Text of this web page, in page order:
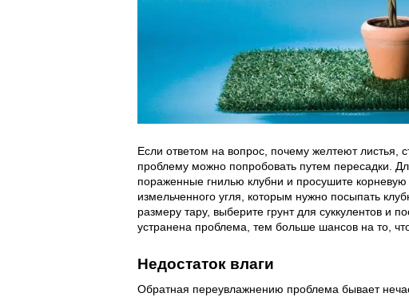
Если ответом на вопрос, почему желтеют листья,
проблему можно попробовать путем пересадки.
пораженные гнилью клубни и просушите
измельченного угля, которым нужно посыпать
размеру тару, выберите грунт для суккулентов и
устранена проблема, тем больше шансов на то,
Недостаток влаги
Обратная переувлажнению проблема бывает